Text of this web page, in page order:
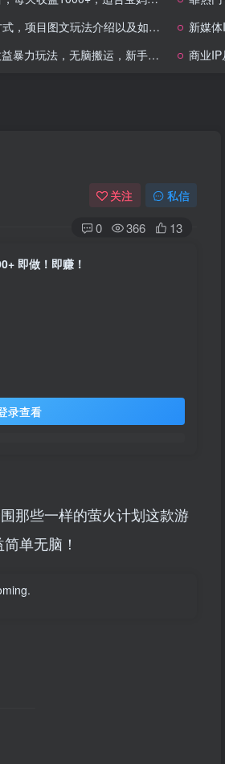
图文玩法介绍以及如何安全倒流私域
新媒
法，无脑搬运，新手也能轻松月入1万 商业IP从
关注 私信
0 366 13
即做！即赚！
录查看
那些一样的萤火计划这款游
单无脑！